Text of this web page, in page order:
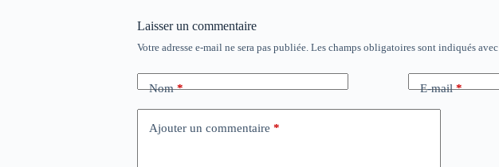
Laisser un commentaire
Votre adresse e-mail ne sera pas publiée. Les champs obligatoires sont indiqués avec
Nom* E-mail*
Ajouter un commentaire *